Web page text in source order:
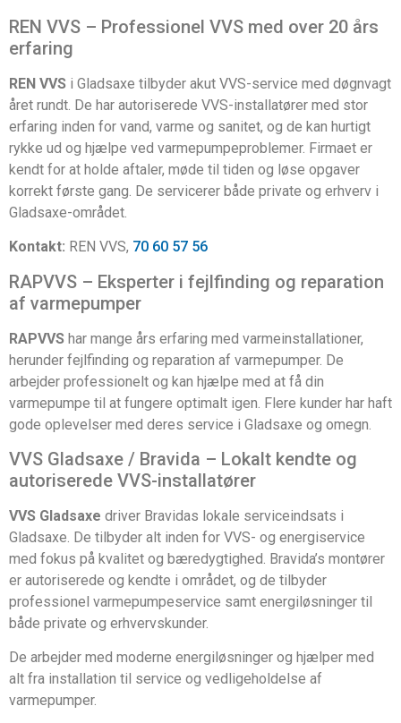
REN VVS – Professionel VVS med over 20 års
erfaring
REN VVS i Gladsaxe tilbyder akut VVS-service med døgnvagt
året rundt. De har autoriserede VVS-installatører med stor
erfaring inden for vand, varme og sanitet, og de kan hurtigt
rykke ud og hjælpe ved varmepumpeproblemer. Firmaet er
kendt for at holde aftaler, møde til tiden og løse opgaver
korrekt første gang. De servicerer både private og erhverv i
Gladsaxe-området.
Kontakt: REN VVS, 70 60 57 56
RAPVVS – Eksperter i fejlfinding og reparation
af varmepumper
RAPVVS har mange års erfaring med varmeinstallationer,
herunder fejlfinding og reparation af varmepumper. De
arbejder professionelt og kan hjælpe med at få din
varmepumpe til at fungere optimalt igen. Flere kunder har haft
gode oplevelser med deres service i Gladsaxe og omegn.
VVS Gladsaxe / Bravida – Lokalt kendte og
autoriserede VVS-installatører
VVS Gladsaxe driver Bravidas lokale serviceindsats i
Gladsaxe. De tilbyder alt inden for VVS- og energiservice
med fokus på kvalitet og bæredygtighed. Bravida’s montører
er autoriserede og kendte i området, og de tilbyder
professionel varmepumpeservice samt energiløsninger til
både private og erhvervskunder.
De arbejder med moderne energiløsninger og hjælper med
alt fra installation til service og vedligeholdelse af
varmepumper.